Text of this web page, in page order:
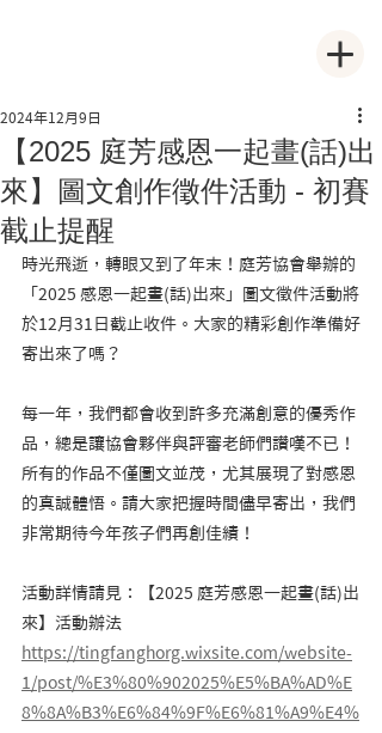
【2025 庭芳感恩一起畫(話)出
來】圖文創作徵件活動 - 初賽
截止提醒
2024年12月9日
時光飛逝，轉眼又到了年末！庭芳協會舉辦的
「2025 感恩一起畫(話)出來」圖文徵件活動將
於12月31日截止收件。大家的精彩創作準備好
寄出來了嗎？
每一年，我們都會收到許多充滿創意的優秀作
品，總是讓協會夥伴與評審老師們讚嘆不已！
所有的作品不僅圖文並茂，尤其展現了對感恩
的真誠體悟。請大家把握時間儘早寄出，我們
非常期待今年孩子們再創佳績！
活動詳情請見：【2025 庭芳感恩一起畫(話)出
來】活動辦法
https://tingfanghorg.wixsite.com/website-
1/post/%E3%80%902025%E5%BA%AD%E
8%8A%B3%E6%84%9F%E6%81%A9%E4%